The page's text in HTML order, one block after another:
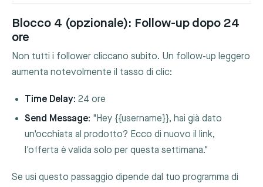
Blocco 4 (opzionale): Follow-up dopo 24
ore
Non tutti i follower cliccano subito. Un follow-up leggero
aumenta notevolmente il tasso di clic:
Time Delay: 24 ore
Send Message: "Hey {{username}}, hai già dato
un'occhiata al prodotto? Ecco di nuovo il link,
l'offerta è valida solo per questa settimana."
Se usi questo passaggio dipende dal tuo programma di